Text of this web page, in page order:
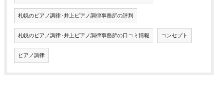
札幌のピアノ調律･井上ピアノ調律事務所の評判
札幌のピアノ調律･井上ピアノ調律事務所の口コミ情報 コンセプト
ピアノ調律